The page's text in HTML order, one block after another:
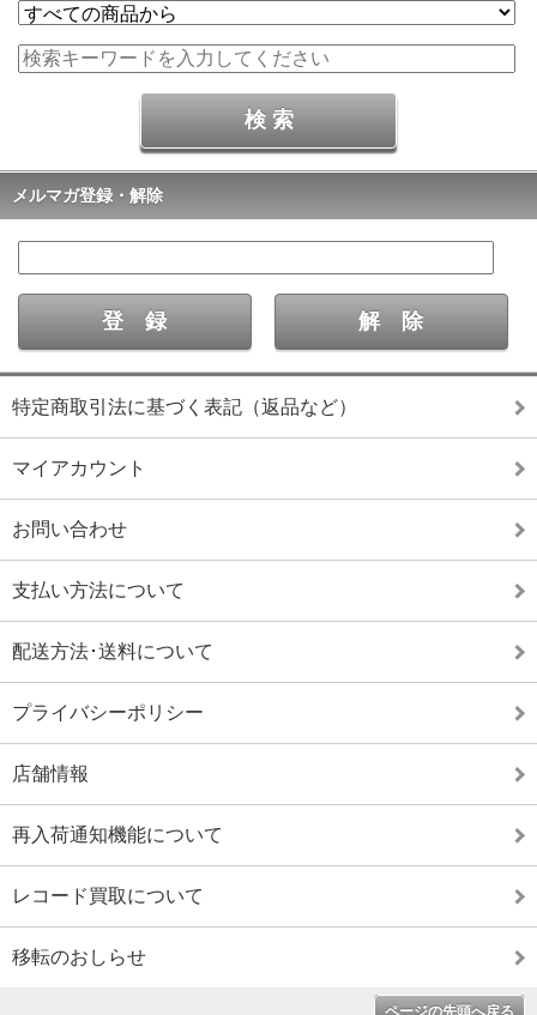
メルマガ登録・解除
特定商取引法に基づく表記（返品など）
マイアカウント
お問い合わせ
支払い方法について
配送方法･送料について
プライバシーポリシー
店舗情報
再入荷通知機能について
レコード買取について
移転のおしらせ
ページの先頭へ戻る